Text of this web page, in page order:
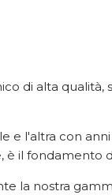
di alta qualità,
e l'altra con
il fondamento
la nostra